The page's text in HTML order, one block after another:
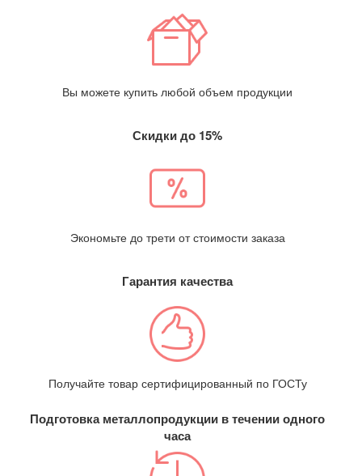
Вы можете купить любой объем продукции
Скидки до 15%
Экономьте до трети от стоимости заказа
Гарантия качества
Получайте товар сертифицированный по ГОСТу
Подготовка металлопродукции в течении одного
часа